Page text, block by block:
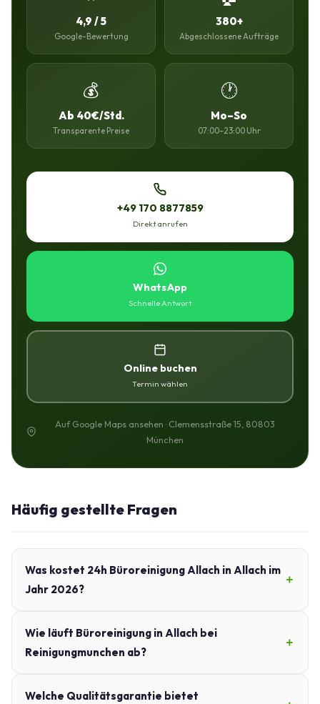
4,9 / 5
Google-Bewertung
380+
Abgeschlossene Aufträge
💰
Ab 40€/Std.
Transparente Preise
🕐
Mo–So
07:00–23:00 Uhr
+49 170 8877859
Direkt anrufen
WhatsApp
Schnelle Antwort
Online buchen
Termin wählen
Auf Google Maps ansehen · Clemensstraße 15, 80803
München
Häufig gestellte Fragen
Was kostet 24h Büroreinigung Allach in Allach im
Jahr 2026?
Wie läuft Büroreinigung in Allach bei
Reinigungmunchen ab?
Welche Qualitätsgarantie bietet